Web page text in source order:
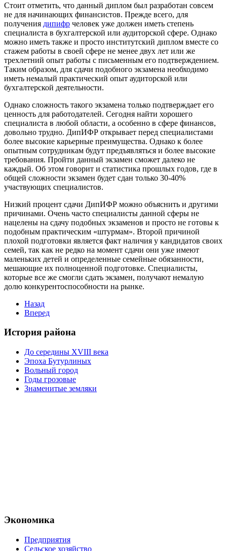
Стоит отметить, что данный диплом был разработан совсем
не для начинающих финансистов. Прежде всего, для
получения дипифр человек уже должен иметь степень
специалиста в бухгалтерской или аудиторской сфере. Однако
можно иметь также и просто институтский диплом вместе со
стажем работы в своей сфере не менее двух лет или же
трехлетний опыт работы с письменным его подтверждением.
Таким образом, для сдачи подобного экзамена необходимо
иметь немалый практический опыт аудиторской или
бухгалтерской деятельности.
Однако сложность такого экзамена только подтверждает его
ценность для работодателей. Сегодня найти хорошего
специалиста в любой области, а особенно в сфере финансов,
довольно трудно. ДипИФР открывает перед специалистами
более высокие карьерные преимущества. Однако к более
опытным сотрудникам будут предъявляться и более высокие
требования. Пройти данный экзамен сможет далеко не
каждый. Об этом говорит и статистика прошлых годов, где в
общей сложности экзамен будет сдан только 30-40%
участвующих специалистов.
Низкий процент сдачи ДипИФР можно объяснить и другими
причинами. Очень часто специалисты данной сферы не
нацелены на сдачу подобных экзаменов и просто не готовы к
подобным практическим «штурмам». Второй причиной
плохой подготовки является факт наличия у кандидатов своих
семей, так как не редко на момент сдачи они уже имеют
маленьких детей и определенные семейные обязанности,
мешающие их полноценной подготовке. Специалисты,
которые все же смогли сдать экзамен, получают немалую
долю конкурентоспособности на рынке.
Назад
Вперед
История района
До середины XVIII века
Эпоха Бутурлиных
Вольный город
Годы грозовые
Знаменитые земляки
Экономика
Предприятия
Сельское хозяйство